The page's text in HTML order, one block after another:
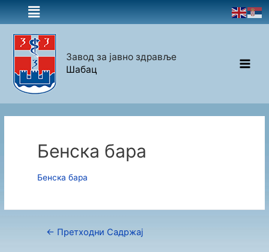
Завод за јавно здравље
Шабац
Бенска бара
Бенска бара
← Претходни Садржај